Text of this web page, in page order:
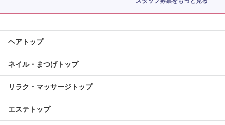
ヘアトップ
ネイル・まつげトップ
リラク・マッサージトップ
エステトップ